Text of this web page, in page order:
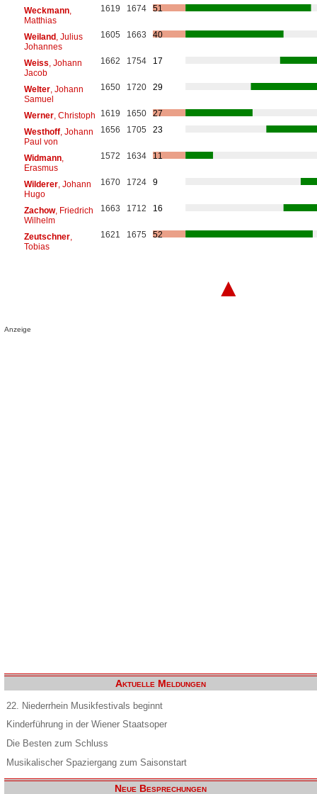
Weckmann,
Matthias
1619 1674 51
Weiland, Julius
Johannes
1605 1663 40
Weiss , Johann
Jacob
1662 1754 17
Welter, Johann
Samuel
1650 1720 29
Werner, Christoph 1619 1650
27
Westhoff, Johann
Paul von
1656 1705 23
Widmann,
Erasmus
1572 1634 11
Wilderer, Johann
Hugo
1670 1724 9
Zachow, Friedrich
Wilhelm
1663 1712 16
Zeutschner,
Tobias
1621 1675 52
▲
Anzeige
Aktuelle Meldungen
22. Niederrhein Musikfestivals beginnt
Kinderführung in der Wiener Staatsoper
Die Besten zum Schluss
Musikalischer Spaziergang zum Saisonstart
Neue Besprechungen